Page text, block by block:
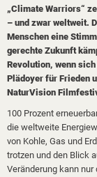
„Climate Warriors“
– und zwar weltweit.
Menschen eine
gerechte Zukunft
Revolution, wenn
Plädoyer für Frieden
NaturVision
100 Prozent
die weltweite
von Kohle, Gas und
trotzen und den Blick
Veränderung kann